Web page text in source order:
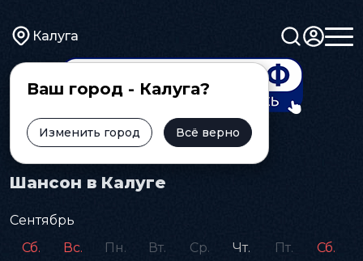
Калуга
Ваш город - Калуга?
Изменить город Всё верно
Главная Афиша Шансон
Шансон в Калуге
Сентябрь
Сб.
Вс. Пн. Вт. Ср. Чт. Пт. Сб.